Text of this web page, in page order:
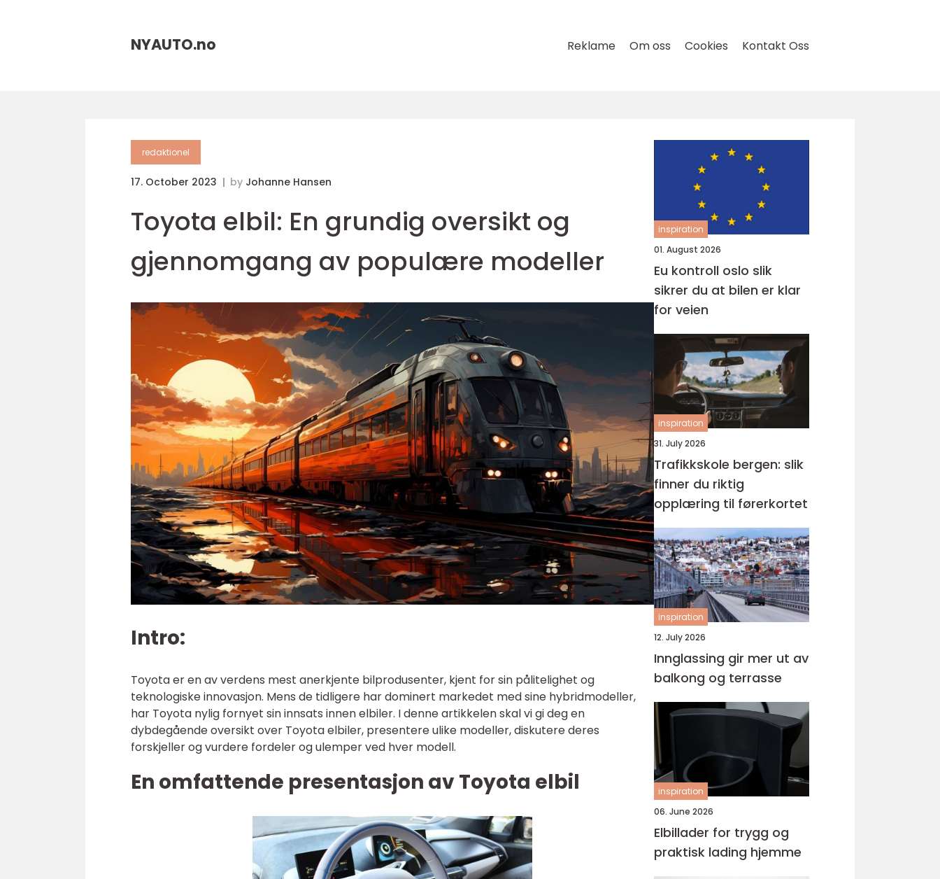
NYAUTO.no Reklame Om oss Cookies Kontakt Oss
redaktionel
17. October 2023 by Johanne Hansen
Toyota elbil: En grundig oversikt og
gjennomgang av populære modeller
Intro:
Toyota er en av verdens mest anerkjente bilprodusenter, kjent for sin pålitelighet og
teknologiske innovasjon. Mens de tidligere har dominert markedet med sine hybridmodeller,
har Toyota nylig fornyet sin innsats innen elbiler. I denne artikkelen skal vi gi deg en
dybdegående oversikt over Toyota elbiler, presentere ulike modeller, diskutere deres
forskjeller og vurdere fordeler og ulemper ved hver modell.
En omfattende presentasjon av Toyota elbil
inspiration
01. August 2026
Eu kontroll oslo slik
sikrer du at bilen er klar
for veien
inspiration
31. July 2026
Trafikkskole bergen: slik
finner du riktig
opplæring til førerkortet
inspiration
12. July 2026
Innglassing gir mer ut av
balkong og terrasse
inspiration
06. June 2026
Elbillader for trygg og
praktisk lading hjemme